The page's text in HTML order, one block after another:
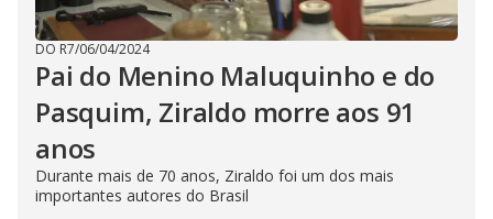
DO R7/06/04/2024
Pai do Menino Maluquinho e do
Pasquim, Ziraldo morre aos 91
anos
Durante mais de 70 anos, Ziraldo foi um dos mais
importantes autores do Brasil